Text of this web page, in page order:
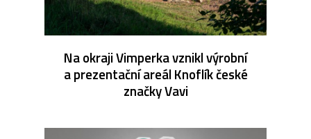
Na okraji Vimperka vznikl výrobní
a prezentační areál Knoflík české
značky Vavi